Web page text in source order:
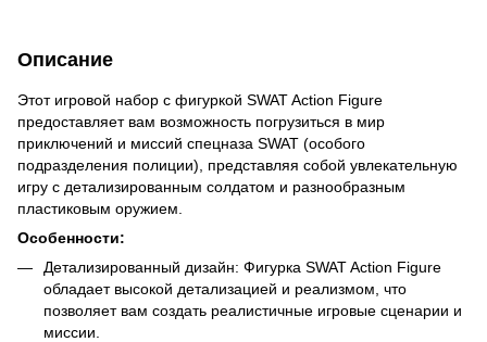
Описание
Этот игровой набор с фигуркой SWAT Action Figure
предоставляет вам возможность погрузиться в мир
приключений и миссий спецназа SWAT (особого
подразделения полиции), представляя собой увлекательную
игру с детализированным солдатом и разнообразным
пластиковым оружием.
Особенности:
Детализированный дизайн: Фигурка SWAT Action Figure
обладает высокой детализацией и реализмом, что
позволяет вам создать реалистичные игровые сценарии и
миссии.